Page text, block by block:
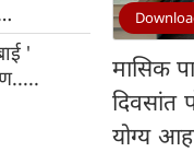
उद्योगिनी
'
मासिक
दिवसांत
योग्य